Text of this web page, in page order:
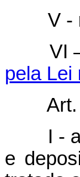
V -
VI
pela Lei
I -
e